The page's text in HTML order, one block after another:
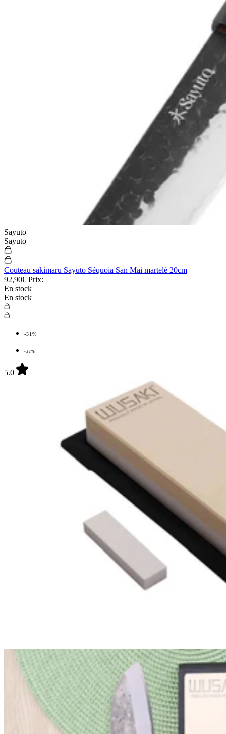
Sayuto
Sayuto
Couteau sakimaru Sayuto Séquoia San Mai martelé 20cm
92,90€ Prix:
En stock
En stock
-31%
-31%
5.0